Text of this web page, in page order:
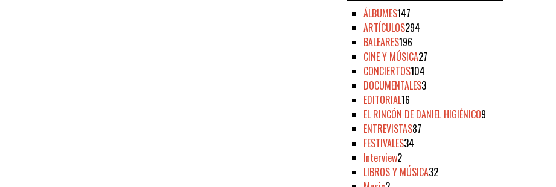
ÁLBUMES147
ARTÍCULOS294
BALEARES196
CINE Y MÚSICA27
CONCIERTOS104
DOCUMENTALES3
EDITORIAL16
EL RINCÓN DE DANIEL HIGIÉNICO9
ENTREVISTAS87
FESTIVALES34
Interview2
LIBROS Y MÚSICA32